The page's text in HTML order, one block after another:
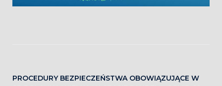
PROCEDURY BEZPIECZEŃSTWA OBOWIĄZUJĄCE W